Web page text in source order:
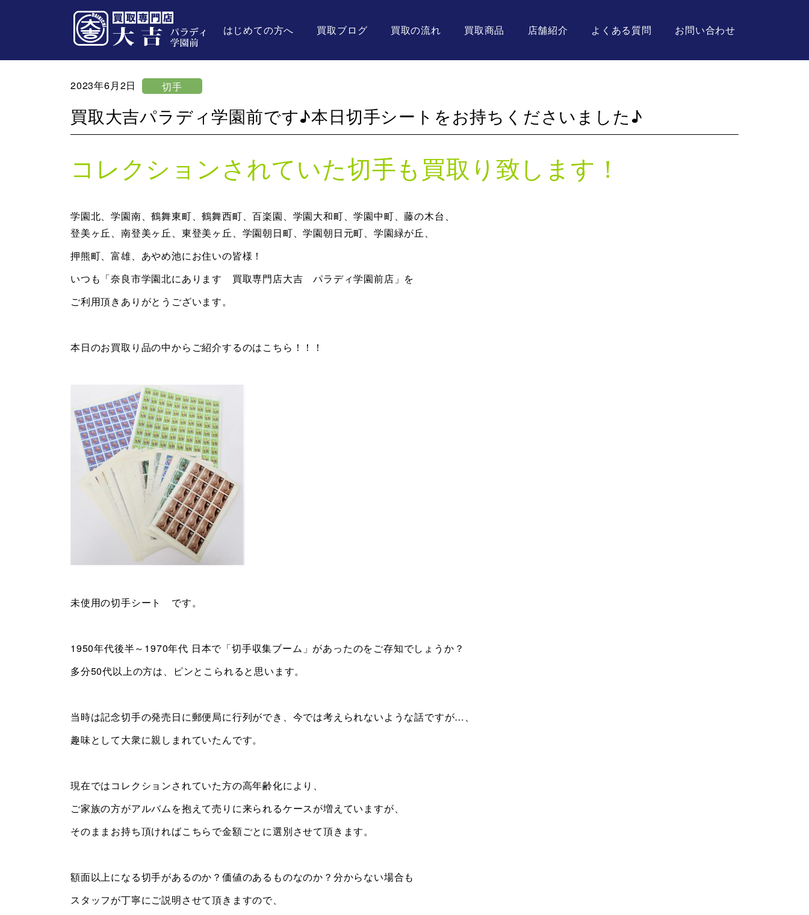
はじめての方へ 買取ブログ 買取の流れ 買取商品 店舗紹介 よくある質問 お問い合わせ
2023年6月2日 切手
買取大吉パラディ学園前です♪本日切手シートをお持ちくださいました♪
コレクションされていた切手も買取り致します！
学園北、学園南、鶴舞東町、鶴舞西町、百楽園、学園大和町、学園中町、藤の木台、
登美ヶ丘、南登美ヶ丘、東登美ヶ丘、学園朝日町、学園朝日元町、学園緑が丘、
押熊町、富雄、あやめ池にお住いの皆様！
いつも「奈良市学園北にあります 買取専門店大吉 パラディ学園前店」を
ご利用頂きありがとうございます。
本日のお買取り品の中からご紹介するのはこちら！！！
未使用の切手シート です。
1950年代後半～1970年代 日本で「切手収集ブーム」があったのをご存知でしょうか？
多分50代以上の方は、ピンとこられると思います。
当時は記念切手の発売日に郵便局に行列ができ、今では考えられないような話ですが…、
趣味として大衆に親しまれていたんです。
現在ではコレクションされていた方の高年齢化により、
ご家族の方がアルバムを抱えて売りに来られるケースが増えていますが、
そのままお持ち頂ければこちらで金額ごとに選別させて頂きます。
額面以上になる切手があるのか？価値のあるものなのか？分からない場合も
スタッフが丁寧にご説明させて頂きますので、